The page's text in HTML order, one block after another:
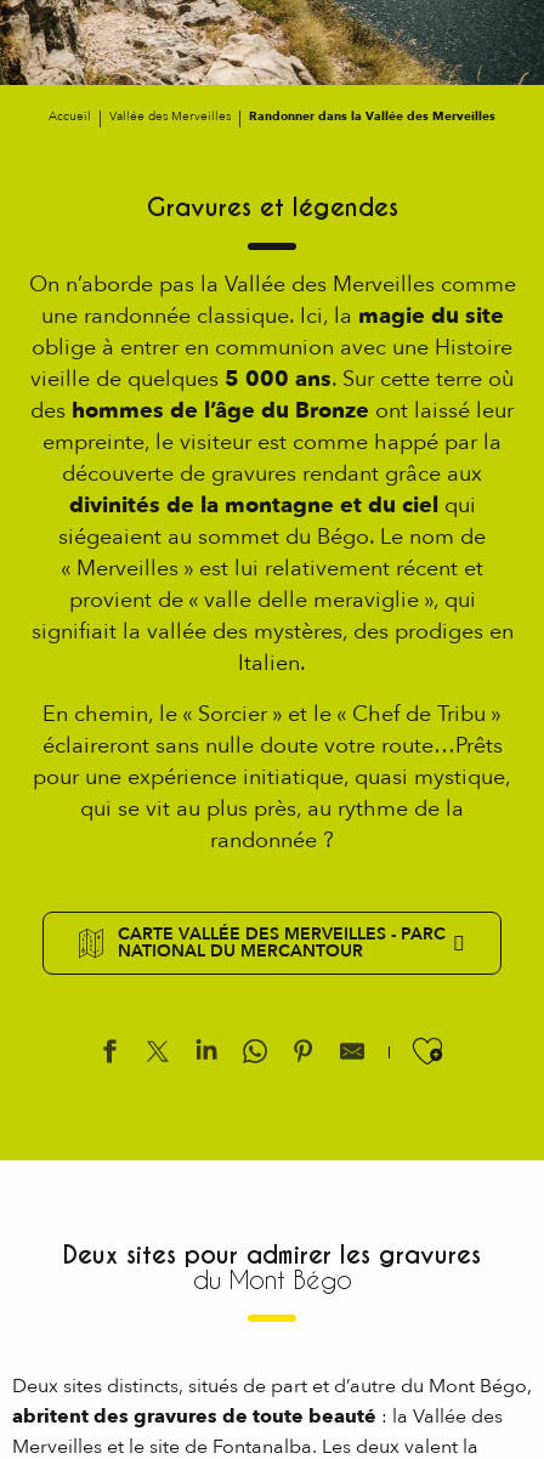
Accueil Vallée des Merveilles Randonner dans la Vallée des Merveilles
Gravures et légendes
On n’aborde pas la Vallée des Merveilles comme
une randonnée classique. Ici, la magie du site
oblige à entrer en communion avec une Histoire
vieille de quelques 5 000 ans. Sur cette terre où
des hommes de l’âge du Bronze ont laissé leur
empreinte, le visiteur est comme happé par la
découverte de gravures rendant grâce aux
divinités de la montagne et du ciel qui
siégeaient au sommet du Bégo. Le nom de
« Merveilles » est lui relativement récent et
provient de « valle delle meraviglie », qui
signifiait la vallée des mystères, des prodiges en
Italien.
En chemin, le « Sorcier » et le « Chef de Tribu »
éclaireront sans nulle doute votre route…Prêts
pour une expérience initiatique, quasi mystique,
qui se vit au plus près, au rythme de la
randonnée ?
CARTE VALLÉE DES MERVEILLES - PARC
NATIONAL DU MERCANTOUR
Deux sites pour admirer les gravures
du Mont Bégo
Deux sites distincts, situés de part et d’autre du Mont Bégo,
abritent des gravures de toute beauté : la Vallée des
Merveilles et le site de Fontanalba. Les deux valent la